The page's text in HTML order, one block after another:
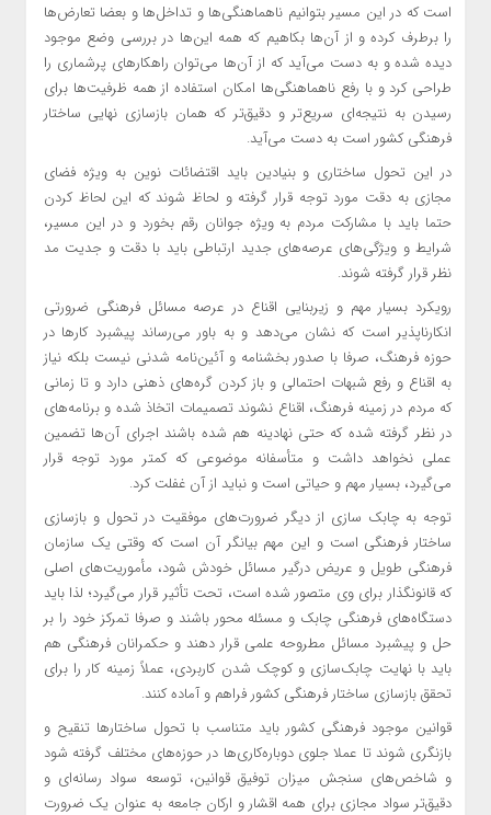
است که در این مسیر بتوانیم ناهماهنگی‌ها و تداخل‌ها و بعضا تعارض‌ها
را برطرف کرده و از آن‌ها بکاهیم که همه این‌ها در بررسی وضع موجود
دیده شده و به دست می‌آید که از آن‌ها می‌توان راهکار‌های پرشماری را
طراحی کرد و با رفع ناهماهنگی‌ها امکان استفاده از همه ظرفیت‌ها برای
رسیدن به نتیجه‌ای سریع‌تر و دقیق‌تر که همان بازسازی نهایی ساختار
فرهنگی کشور است به دست می‌آید.
در این تحول ساختاری و بنیادین باید اقتضائات نوین به ویژه فضای
مجازی به دقت مورد توجه قرار گرفته و لحاظ شوند که این لحاظ کردن
حتما باید با مشارکت مردم به ویژه جوانان رقم بخورد و در این مسیر،
شرایط و ویژگی‌های عرصه‌های جدید ارتباطی باید با دقت و جدیت مد
نظر قرار گرفته شوند.
رویکرد بسیار مهم و زیربنایی اقناع در عرصه مسائل فرهنگی ضرورتی
انکارناپذیر است که نشان می‌دهد و به باور می‌رساند پیشبرد کار‌ها در
حوزه فرهنگ، صرفا با صدور بخشنامه و آئین‌نامه شدنی نیست بلکه نیاز
به اقناع و رفع شبهات احتمالی و باز کردن گره‌های ذهنی دارد و تا زمانی
که مردم در زمینه فرهنگ، اقناع نشوند تصمیمات اتخاذ شده و برنامه‌های
در نظر گرفته شده که حتی نهادینه هم شده باشند اجرای آن‌ها تضمین
عملی نخواهد داشت و متأسفانه موضوعی که کمتر مورد توجه قرار
می‌گیرد، بسیار مهم و حیاتی است و نباید از آن غفلت کرد.
توجه به چابک سازی از دیگر ضرورت‌های موفقیت در تحول و بازسازی
ساختار فرهنگی است و این مهم بیانگر آن است که وقتی یک سازمان
فرهنگی طویل و عریض درگیر مسائل خودش شود، مأموریت‌های اصلی
که قانونگذار برای وی متصور شده است، تحت تأثیر قرار می‌گیرد؛ لذا باید
دستگاه‌های فرهنگی چابک و مسئله محور باشند و صرفا تمرکز خود را بر
حل و پیشبرد مسائل مطروحه علمی قرار دهند و حکمرانان فرهنگی هم
باید با نهایت چابک‌سازی و کوچک شدن کاربردی، عملاً زمینه کار را برای
تحقق بازسازی ساختار فرهنگی کشور فراهم و آماده کنند.
قوانین موجود فرهنگی کشور باید متناسب با تحول ساختار‌ها تنقیح و
بازنگری شوند تا عملا جلوی دوباره‌کاری‌ها در حوزه‌های مختلف گرفته شود
و شاخص‌های سنجش میزان توفیق قوانین، توسعه سواد رسانه‌ای و
دقیق‌تر سواد مجازی برای همه اقشار و ارکان جامعه به عنوان یک ضرورت